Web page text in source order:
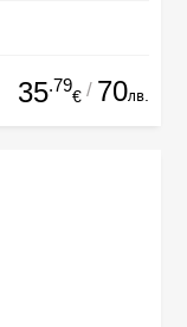
35.79
€ / 70лв.